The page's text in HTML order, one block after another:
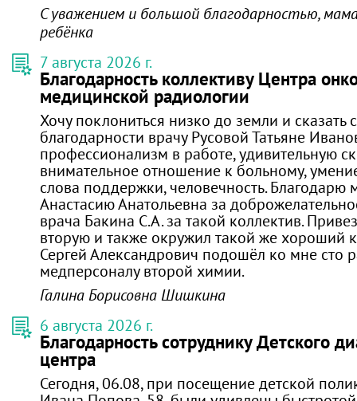
С уважением и большой благодарностью,
ребёнка
7 августа 2026 г.
Благодарность коллективу Центра
медицинской радиологии
Хочу поклониться низко до земли и сказать
благодарности врачу Русовой Татьяне
профессионализм в работе, удивительную
внимательное отношение к больному,
слова поддержки, человечность. Благодарю
Анастасию Анатольевна за
врача Бакина С.А. за такой коллектив.
вторую и также окружил такой же хороший
Сергей Александрович подошёл ко мне сто
медперсоналу второй химии.
Галина Борисовна Шишкина
6 августа 2026 г.
Благодарность сотруднику Детского
центра
Сегодня, 06.08, при посещение детской